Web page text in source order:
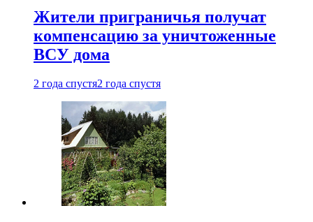
Жители приграничья получат
компенсацию за уничтоженные
ВСУ дома
2 года спустя2 года спустя